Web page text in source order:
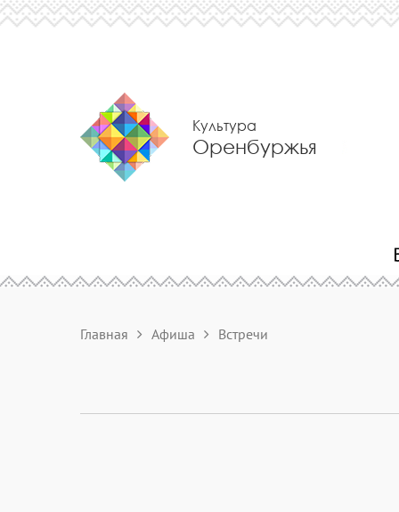
Культура
Оренбуржья
Главная Афиша Встречи